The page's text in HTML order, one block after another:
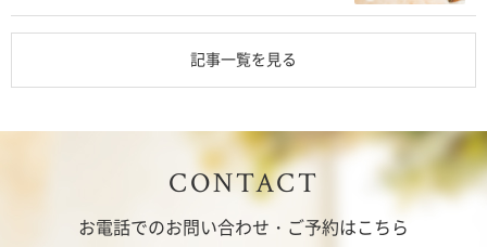
記事一覧を見る
CONTACT
お電話でのお問い合わせ・ご予約はこちら